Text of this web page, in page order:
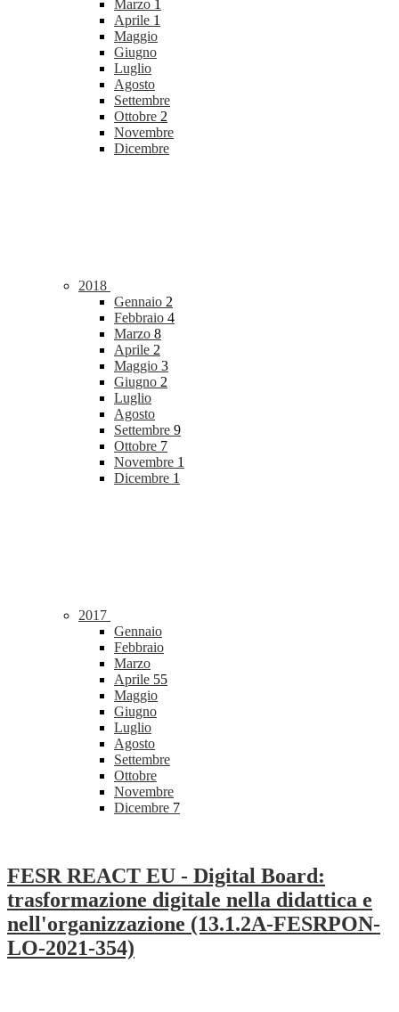
Marzo 1
Aprile 1
Maggio
Giugno
Luglio
Agosto
Settembre
Ottobre 2
Novembre
Dicembre
2018
Gennaio 2
Febbraio 4
Marzo 8
Aprile 2
Maggio 3
Giugno 2
Luglio
Agosto
Settembre 9
Ottobre 7
Novembre 1
Dicembre 1
2017
Gennaio
Febbraio
Marzo
Aprile 55
Maggio
Giugno
Luglio
Agosto
Settembre
Ottobre
Novembre
Dicembre 7
FESR REACT EU - Digital Board:
trasformazione digitale nella didattica e
nell'organizzazione (13.1.2A-FESRPON-
LO-2021-354)